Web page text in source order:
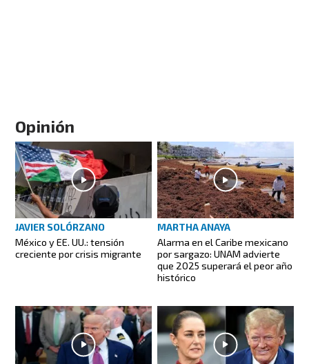
Opinión
JAVIER SOLÓRZANO
México y EE. UU.: tensión
creciente por crisis migrante
MARTHA ANAYA
Alarma en el Caribe mexicano
por sargazo: UNAM advierte
que 2025 superará el peor año
histórico